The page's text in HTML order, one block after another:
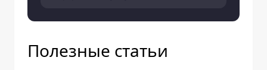
Полезные статьи